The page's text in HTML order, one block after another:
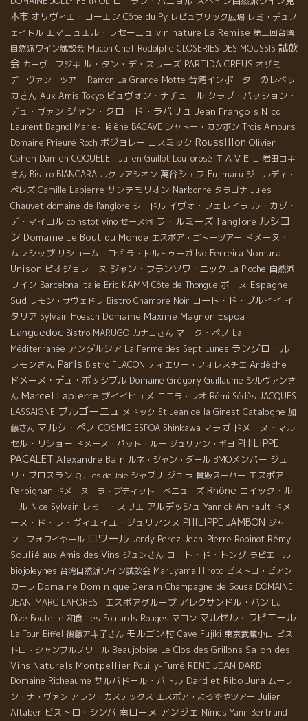
本市 オリヴィエ・コーエン Côte du Py レピュブリック広場 レミ・デュフ
ェイトル エマニュエル・ラセーニュ vin nature La Remise 第二回台湾
自然派ワイン試飲会 Macon Chef Rodolphe CLOSERIES DES MOUSSIS 試飲
会 カーヴ・フジキ ル・タン・デ・スリーズ PARTIDA CREUS オザミ・
デ・ヴァン ツアー Ramon La Grande Motte 台湾インポーターのレベッ
カさん Aux Amis Tokyo ビュヴォン・ナチュール クラブ・パッション・
デュ・ヴァン ジャン・クロード・ラパリュ Jean François Nicq
Laurent Bagnol Marie-Hélène BACAVE シャトー・カンボン Trois Amours
Domaine Prieuré Roch ボジョレー コスミック Roussillon Olivier
Cohen Damien COQUELET Julien Guillot Louforosé ＴＡＶＥＬ 岩田コキ
さん Bistro BIANCARA ルクレアシオン 萬谷シェフ Fujimaru ジョルディ・
ペレズ Camille Lapierre サンテミリオン Narbonne タラゴナ Jules
Chauvet domaine de l'anglore シードル イヴォ・フェレイラ ル・カゾ・
デ・マイヨル coinstot vino セーヌ河 ラ・ルミーズ l'anglore ルシヨ
ン Domaine Le Bout du Monde エスポア・ゴトーツアー ドメーヌ・
ムレシップ リショーム ロゼ ラ・トルトゥーガ Ivo Ferreira Nomura
Unison ビオジョレーヌ ジャン・フランソワ・ニック La Pioche 自然派
ワイン Barcelona Italie Eric KAMM Côte de Thongue ボーヌ Espagne
Sud ラモン・サヴェドラ Bistro Chambre Noir コート・ド・ブルイイ イ
タリア Sylvain Hoesch Domaine Maxime Magnon Espoa
Languedoc Bistro MARUGO カナコさん マーク・ペノ La
Méditerranée アンダルシア La Ferme des Sept Lunes ラングロール
ラモンさん Paris Bistro FLACON ティエリー・フォレスチエ Ardèche
ドメーヌ・デュ・ポッシブル Domaine Grégory Guillaume シルヴァンさ
ん Marcel Lapierre プイイヒュメ ニコラ・レオ Rémi Sédès JACQUES
LASSAIGNE ブルゴーニュ メドック St Jean de la Ginest Catalogne 加
藤さん マルク・ぺノ COSMIC ESPOA Shinkawa マラガ ドメーヌ・マル
セル・リショー ドメーヌ・パット・ルー ジュリアン・ギヨ PHILIPPE
PACALET Alexandre Bain ルネ・ジャン・ダール BMOメンバー ジュ
リ・ブロスラン Quilles de Joie シャブリ ジュラ 質販スーパー エスポア
Perpignan ドメーヌ・ラ・プティット・べニューズ Rhône ロイック・ル
ール Nice Sylvain レミー・スリエ アルデッシュ Yannick Amirault ドメ
ーヌ・ド・ラ・ヴィエイユ・ジュリアンヌ PHILIPPE JAMBON ジャ
ン・フォワイヤール ロワール Jordy Perez Jean-Pierre Robinot Rémy
Soulié aux Amis des Vins ジュンさん コート・ド・トング ラピエール
biojoleynes 台湾自然派ワイン試飲会 Maruyama Hiroto ビストロ・ビアン
カーラ Domaine Dominique Derain Champagne de Sousa DOMAINE
JEAN-MARC LAFOREST エスポアグループ アレクサンドル・バン La
Dive Bouteille 和食 Les Foulards Rouges マコン マルセル・ラピエール
La Tour Eiffel 後藤アキ子さん モルゴン村 Cave Fujiki 東京武蔵小山 ビス
トロ・シャンブルノワール Beaujoloise Le Clos des Grillons Salon des
Vins Naturels Montpellier Pouilly-Fumé RENE JEAN DARD
Domaine Richeaume サルバドール・バトル Dard et Ribo Jura ムーラ
ン・ナ・ヴァン アラン・カステックス エスポア・よろずやツアー Julien
Altaber ビストロ・シンバ 南ローヌ アンジェ Nîmes Yann Bertrand